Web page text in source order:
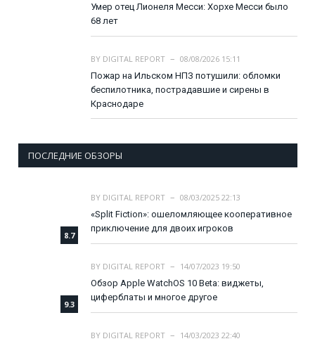
Умер отец Лионеля Месси: Хорхе Месси было
68 лет
BY DIGITAL REPORT
08/08/2026 15:11
Пожар на Ильском НПЗ потушили: обломки
беспилотника, пострадавшие и сирены в
Краснодаре
ПОСЛЕДНИЕ ОБЗОРЫ
8.7
BY DIGITAL REPORT
08/03/2025 22:13
«Split Fiction»: ошеломляющее кооперативное
приключение для двоих игроков
9.3
BY DIGITAL REPORT
14/07/2023 19:50
Обзор Apple WatchOS 10 Beta: виджеты,
циферблаты и многое другое
BY DIGITAL REPORT
14/03/2023 22:40